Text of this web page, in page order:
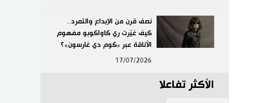
نصف قرن من الإبداع والتمرد..
كيف غيّرت ري كاواكوبو مفهوم
الأناقة عبر «كوم دي غارسون»؟
17/07/2026
الأكثر تفاعلا